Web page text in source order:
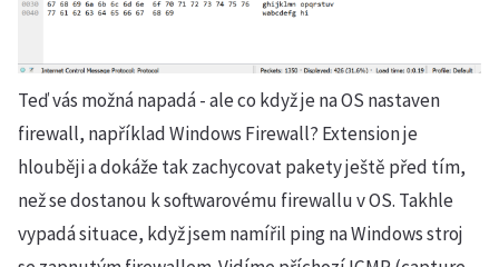
Teď vás možná napadá - ale co když je na OS nastaven
firewall, například Windows Firewall? Extension je
hlouběji a dokáže tak zachycovat pakety ještě před tím,
než se dostanou k softwarovému firewallu v OS. Takhle
vypadá situace, když jsem namířil ping na Windows stroj